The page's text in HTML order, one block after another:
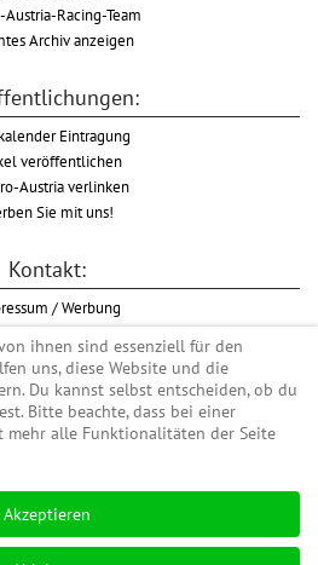
Austria-Racing-Team
Archiv anzeigen
Eintragung
veröffentlichen
Austria verlinken
Sie mit uns!
Kontakt:
/ Werbung
WKO
AGB
auf Wikipedia
#enduroaustriaracingteam
Endurocross, Endurotraining, Endurotouren,
ihnen sind essenziell für den
uns, diese Website und die
Du kannst selbst entscheiden, ob du
Bitte beachte, dass bei einer
alle Funktionalitäten der Seite
Akzeptieren